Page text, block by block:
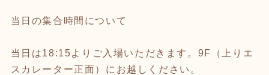
当日の集合時間について
当日は18:15よりご入場いただきます。9F（上りエ
スカレーター正面）にお越しください。